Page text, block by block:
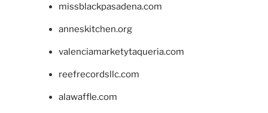
missblackpasadena.com
anneskitchen.org
valenciamarketytaqueria.com
reefrecordsllc.com
alawaffle.com